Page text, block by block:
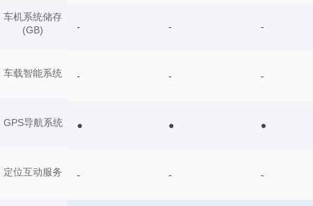
车机系统储存
(GB)
车载智能系统
GPS导航系统
定位互动服务
- - -
- - -
● ● ●
- - -